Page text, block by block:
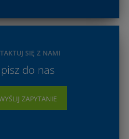
SIĘ Z NAMI
do nas
ZAPYTANIE